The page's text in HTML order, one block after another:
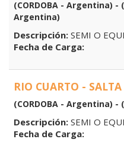
(CORDOBA - Argentina) -
Argentina)
Descripción: SEMI O
Fecha de Carga:
RIO CUARTO - SALTA
(CORDOBA - Argentina)
Descripción: SEMI O
Fecha de Carga: